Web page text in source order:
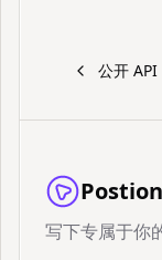
公开 API
Postion
写下专属于你